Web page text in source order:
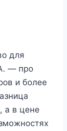
для
— про
и более
а в цене